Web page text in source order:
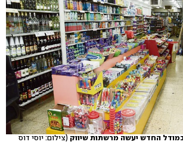
החדש יעשה מרשתות שיווק (צילום: יוסי דוס